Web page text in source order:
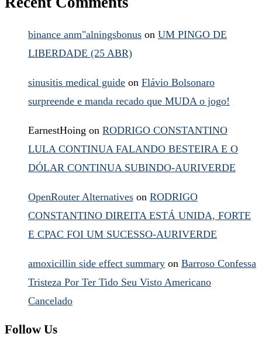
binance anm"alningsbonus on UM PINGO DE
LIBERDADE (25 ABR)
sinusitis medical guide on Flávio Bolsonaro
surpreende e manda recado que MUDA o jogo!
EarnestHoing on RODRIGO CONSTANTINO
LULA CONTINUA FALANDO BESTEIRA E O
DÓLAR CONTINUA SUBINDO-AURIVERDE
OpenRouter Alternatives on RODRIGO
CONSTANTINO DIREITA ESTÁ UNIDA, FORTE
E CPAC FOI UM SUCESSO-AURIVERDE
amoxicillin side effect summary on Barroso Confessa
Tristeza Por Ter Tido Seu Visto Americano
Cancelado
Follow Us